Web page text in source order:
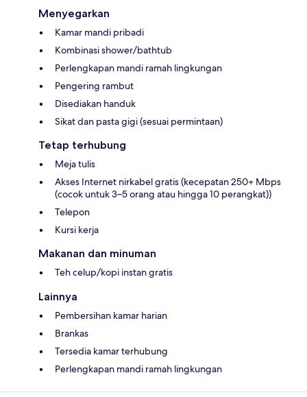
Menyegarkan
Kamar mandi pribadi
Kombinasi shower/bathtub
Perlengkapan mandi ramah lingkungan
Pengering rambut
Disediakan handuk
Sikat dan pasta gigi (sesuai permintaan)
Tetap terhubung
Meja tulis
Akses Internet nirkabel gratis (kecepatan 250+ Mbps
(cocok untuk 3–5 orang atau hingga 10 perangkat))
Telepon
Kursi kerja
Makanan dan minuman
Teh celup/kopi instan gratis
Lainnya
Pembersihan kamar harian
Brankas
Tersedia kamar terhubung
Perlengkapan mandi ramah lingkungan